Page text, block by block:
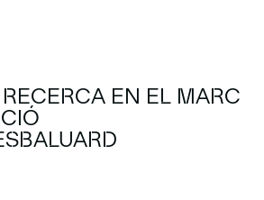
EN EL MARC